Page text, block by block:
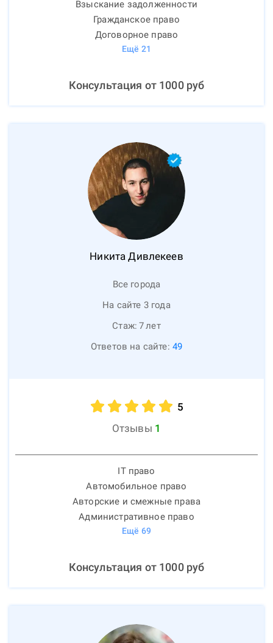
Взыскание задолженности
Гражданское право
Договорное право
Ещё 21
Консультация от 1000руб
Никита Дивлекеев
Все города
На сайте 3 года
Стаж: 7лет
Ответов на сайте: 49
5
Отзывы 1
IT право
Автомобильное право
Авторские и смежные права
Административное право
Ещё 69
Консультация от 1000руб